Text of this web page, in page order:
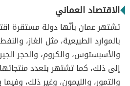
الاقتصاد العماني
تشتهر عمان بأنّها دولة مستقرة
بالموارد الطبيعية، مثل الغاز،
والأسبستوس، والكروم، والحجر
إلى ذلك، كما تشتهر بتعدد منتجاتها
والتمور، والليمون، وغير ذلك،